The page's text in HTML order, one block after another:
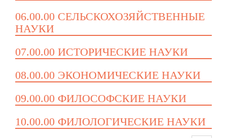
06.00.00 СЕЛЬСКОХОЗЯЙСТВЕННЫЕ
НАУКИ
07.00.00 ИСТОРИЧЕСКИЕ НАУКИ
08.00.00 ЭКОНОМИЧЕСКИЕ НАУКИ
09.00.00 ФИЛОСОФСКИЕ НАУКИ
10.00.00 ФИЛОЛОГИЧЕСКИЕ НАУКИ